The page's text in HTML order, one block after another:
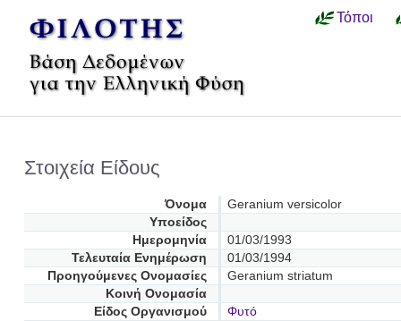
Τόποι
Στοιχεία Είδους
Όνομα
Geranium versicolor
Υποείδος
Ημερομηνία
01/03/1993
Τελευταία Ενημέρωση
01/03/1994
Προηγούμενες Oνομασίες
Geranium striatum
Κοινή Ονομασία
Είδος Οργανισμού
Φυτό